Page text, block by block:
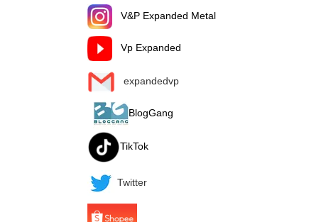
V&P Expanded Metal
Vp Expanded
expandedvp
BlogGang
TikTok
Twitter